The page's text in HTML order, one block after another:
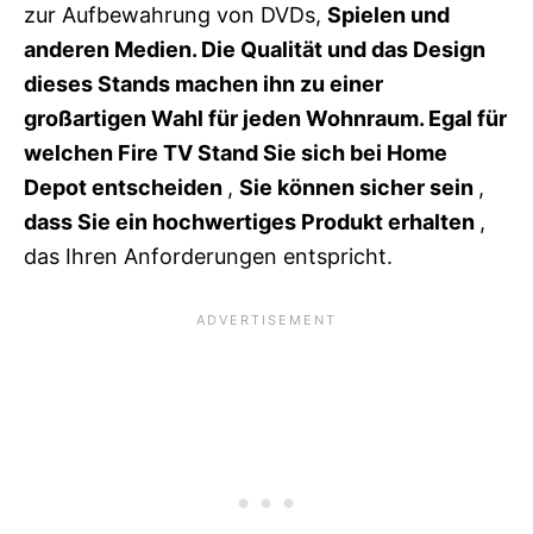
zur Aufbewahrung von DVDs, Spielen und
anderen Medien. Die Qualität und das Design
dieses Stands machen ihn zu einer
großartigen Wahl für jeden Wohnraum. Egal für
welchen Fire TV Stand Sie sich bei Home
Depot entscheiden , Sie können sicher sein ,
dass Sie ein hochwertiges Produkt erhalten ,
das Ihren Anforderungen entspricht.